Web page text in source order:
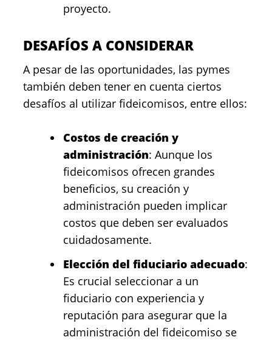
proyecto.
DESAFÍOS A CONSIDERAR
A pesar de las oportunidades, las pymes
también deben tener en cuenta ciertos
desafíos al utilizar fideicomisos, entre ellos:
Costos de creación y
administración: Aunque los
fideicomisos ofrecen grandes
beneficios, su creación y
administración pueden implicar
costos que deben ser evaluados
cuidadosamente.
Elección del fiduciario adecuado:
Es crucial seleccionar a un
fiduciario con experiencia y
reputación para asegurar que la
administración del fideicomiso se